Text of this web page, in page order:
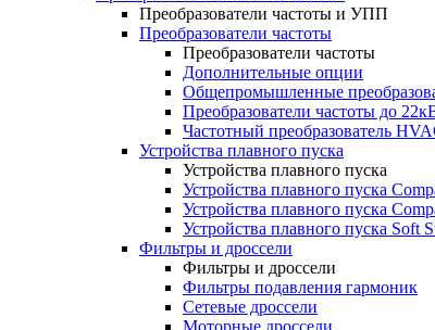
Преобразователи частоты и УПП
Преобразователи частоты
Преобразователи частоты
Дополнительные опции
Общепромышленные
Преобразователи частоты до
Частотный преобразователь
Устройства плавного пуска
Устройства плавного пуска
Устройства плавного пуска
Устройства плавного пуска
Устройства плавного пуска Soft
Фильтры и дроссели
Фильтры и дроссели
Фильтры подавления гармоник
Сетевые дроссели
Моторные дроссели